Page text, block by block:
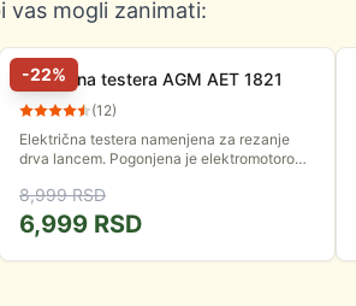
vas mogli zanimati:
-22%
Električna testera AGM AET 1821
(12)
Električna testera namenjena za rezanje
drva lancem. Pogonjena je elektromotorom
mm.
8,999RSD
6,999 RSD